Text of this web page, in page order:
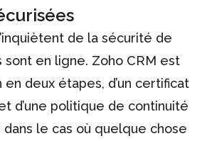
de la sécurité de
sont en ligne. Zoho CRM est
deux étapes, d’un certificat
d’une politique de continuité
le cas où quelque chose